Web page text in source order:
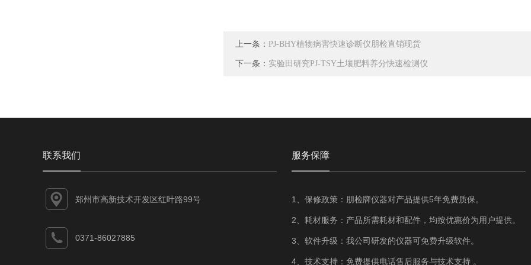
上一条： PJ-BHY植物病害快速诊断仪朋检直销现货
下一条： 实验田研究PJ-TSY土壤肥料养分快速检测仪
联系我们
郑州市高新技术开发区红叶路99号
0371-86027885
服务保障
1、保修政策：朋检牌仪器对产品提供5年免费质保。
2、耗材服务：产品所需耗材和配件，均按优惠价为用户提供。
3、软件升级：我公司研发的仪器可免费升级软件。
4、技术支持：免费提供电话售后服务与技术支持 。